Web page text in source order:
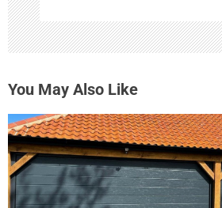
You May Also Like